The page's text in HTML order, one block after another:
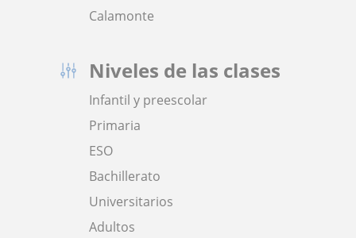
Calamonte
Niveles de las clases
Infantil y preescolar
Primaria
ESO
Bachillerato
Universitarios
Adultos